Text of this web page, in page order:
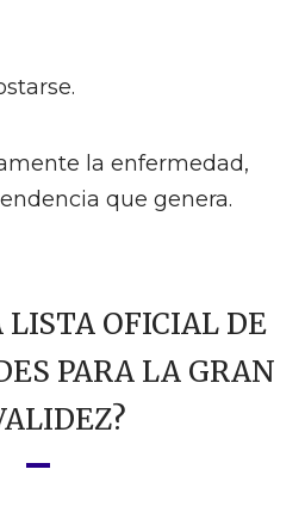
la enfermedad,
que genera.
LISTA OFICIAL DE
PARA LA GRAN